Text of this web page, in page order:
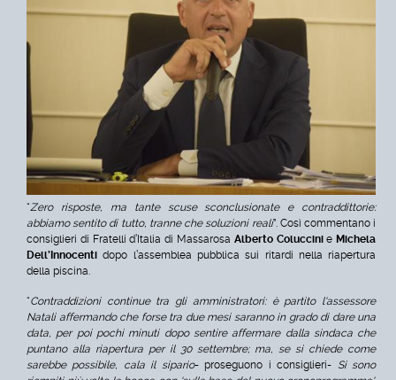
“Zero risposte, ma tante scuse sconclusionate e contraddittorie:
abbiamo sentito di tutto, tranne che soluzioni reali”. Così commentano i
consiglieri di Fratelli d’Italia di Massarosa Alberto ColuccinieMichela
Dell’Innocenti dopo l’assemblea pubblica sui ritardi nella riapertura
della piscina.
“Contraddizioni continue tra gli amministratori: è partito l'assessore
Natali affermando che forse tra due mesi saranno in grado di dare una
data, per poi pochi minuti dopo sentire affermare dalla sindaca che
puntano alla riapertura per il 30 settembre; ma, se si chiede come
sarebbe possibile, cala il sipario- proseguono i consiglieri- Si sono